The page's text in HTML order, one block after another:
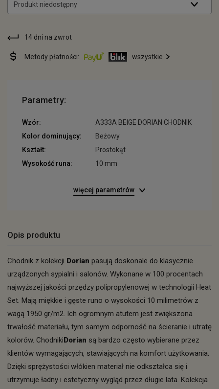
Produkt niedostępny
14 dni na zwrot
Metody płatności: wszystkie
Parametry:
Wzór:
A333A BEIGE DORIAN CHODNIK
Kolor dominujący:
Beżowy
Kształt:
Prostokąt
Wysokość runa:
10 mm
więcej parametrów
Opis produktu
Chodnik z kolekcji Dorian pasują doskonale do klasycznie
urządzonych sypialni i salonów. Wykonane w 100 procentach
najwyższej jakości przędzy polipropylenowej w technologii Heat
Set. Mają miękkie i gęste runo o wysokości 10 milimetrów z
wagą 1950 gr/m2. Ich ogromnym atutem jest zwiększona
trwałość materiału, tym samym odporność na ścieranie i utratę
kolorów. ChodnikiDorian są bardzo często wybierane przez
klientów wymagających, stawiających na komfort użytkowania.
Dzięki sprężystości włókien materiał nie odkształca się i
utrzymuje ładny i estetyczny wygląd przez długie lata. Kolekcja